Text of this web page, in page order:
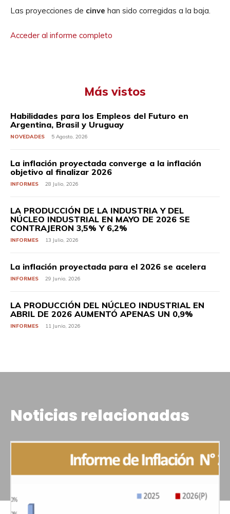
Las proyecciones de cinve han sido corregidas a la baja.
Acceder al informe completo
Más vistos
Habilidades para los Empleos del Futuro en
Argentina, Brasil y Uruguay
NOVEDADES 5 Agosto, 2026
La inflación proyectada converge a la inflación
objetivo al finalizar 2026
INFORMES 28 Julio, 2026
LA PRODUCCIÓN DE LA INDUSTRIA Y DEL
NÚCLEO INDUSTRIAL EN MAYO DE 2026 SE
CONTRAJERON 3,5% Y 6,2%
INFORMES 13 Julio, 2026
La inflación proyectada para el 2026 se acelera
INFORMES 29 Junio, 2026
LA PRODUCCIÓN DEL NÚCLEO INDUSTRIAL EN
ABRIL DE 2026 AUMENTÓ APENAS UN 0,9%
INFORMES 11 Junio, 2026
Noticias relacionadas